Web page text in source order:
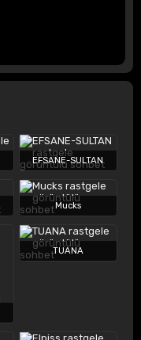
EFSANE-SULTAN
Mucks
TUANA